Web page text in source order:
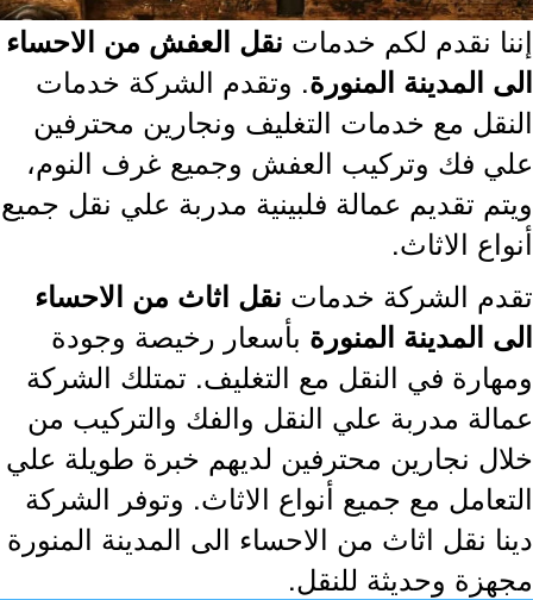
نقدم لكم خدماتنقل العفش من الاحساء
المدينة المنورة . وتقدم الشركة خدمات
مع خدمات التغليف ونجارين محترفين
فك وتركيب العفش وجميع غرف النوم،
تقديم عمالة فلبينية مدربة علي نقل جميع
الاثاث.
الشركة خدماتنقل اثاث من الاحساء
المدينة المنورة بأسعار رخيصة وجودة
في النقل مع التغليف. تمتلك الشركة
مدربة علي النقل والفك والتركيب من
نجارين محترفين لديهم خبرة طويلة علي
مع جميع أنواع الاثاث. وتوفر الشركة
نقل اثاث من الاحساء الى المدينة المنورة
وحديثة للنقل.